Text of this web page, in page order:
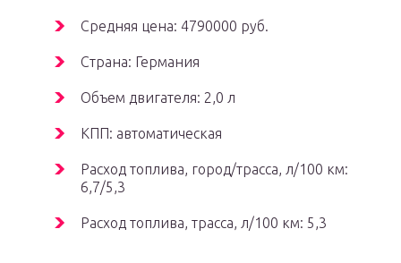
Средняя цена: 4790000 руб.
Страна: Германия
Объем двигателя: 2,0 л
КПП: автоматическая
Расход топлива, город/трасса, л/100 км:
6,7/5,3
Расход топлива, трасса, л/100 км: 5,3